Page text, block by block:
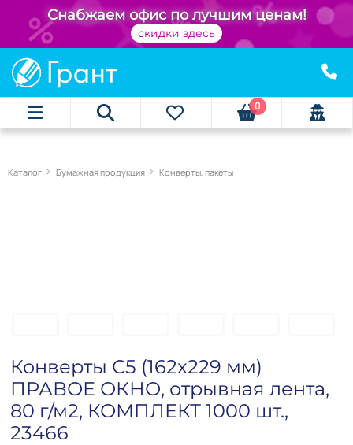
Снабжаем офис по лучшим ценам!
скидки здесь
0
Каталог Бумажная продукция Конверты, пакеты
Конверты С5 (162х229 мм)
ПРАВОЕ ОКНО, отрывная лента,
80 г/м2, КОМПЛЕКТ 1000 шт.,
23466